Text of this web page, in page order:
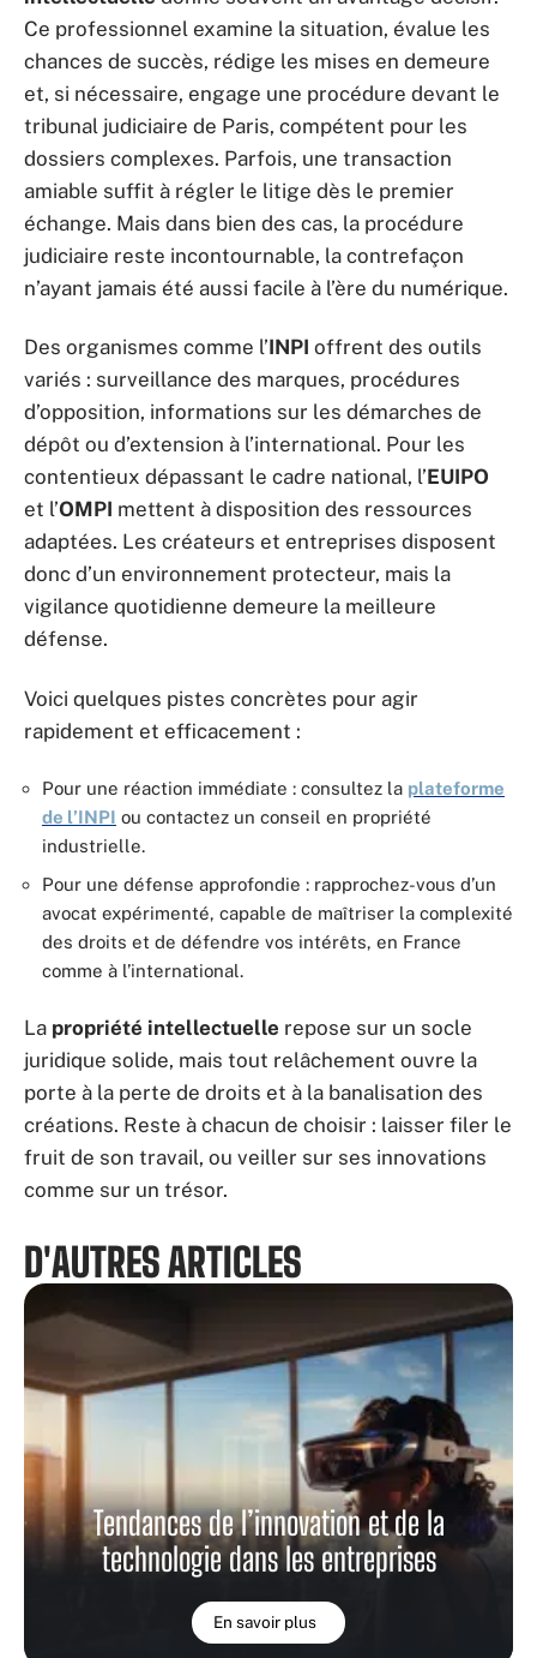
Ce professionnel examine la situation, évalue les
chances de succès, rédige les mises en demeure
et, si nécessaire, engage une procédure devant le
tribunal judiciaire de Paris, compétent pour les
dossiers complexes. Parfois, une transaction
amiable suffit à régler le litige dès le premier
échange. Mais dans bien des cas, la procédure
judiciaire reste incontournable, la contrefaçon
n’ayant jamais été aussi facile à l’ère du numérique.
Des organismes comme l’INPI offrent des outils
variés : surveillance des marques, procédures
d’opposition, informations sur les démarches de
dépôt ou d’extension à l’international. Pour les
contentieux dépassant le cadre national, l’EUIPO
et l’OMPI mettent à disposition des ressources
adaptées. Les créateurs et entreprises disposent
donc d’un environnement protecteur, mais la
vigilance quotidienne demeure la meilleure
défense.
Voici quelques pistes concrètes pour agir
rapidement et efficacement :
Pour une réaction immédiate : consultez la plateforme
de l’INPI ou contactez un conseil en propriété
industrielle.
Pour une défense approfondie : rapprochez-vous d’un
avocat expérimenté, capable de maîtriser la complexité
des droits et de défendre vos intérêts, en France
comme à l’international.
La propriété intellectuelle repose sur un socle
juridique solide, mais tout relâchement ouvre la
porte à la perte de droits et à la banalisation des
créations. Reste à chacun de choisir : laisser filer le
fruit de son travail, ou veiller sur ses innovations
comme sur un trésor.
D'AUTRES ARTICLES
Tendances de l’innovation et de la
technologie dans les entreprises
En savoir plus